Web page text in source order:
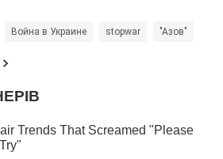
Война в Украине stopwar "Азов"